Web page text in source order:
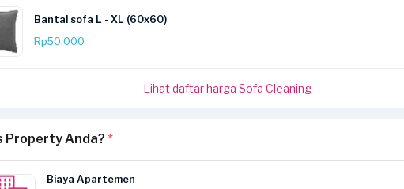
Bantal sofa L - XL (60x60)
Rp50.000
Lihat daftar harga Sofa Cleaning
Property Anda? *
Biaya Apartemen